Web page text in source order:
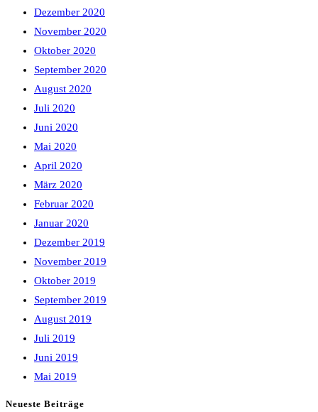
Dezember 2020
November 2020
Oktober 2020
September 2020
August 2020
Juli 2020
Juni 2020
Mai 2020
April 2020
März 2020
Februar 2020
Januar 2020
Dezember 2019
November 2019
Oktober 2019
September 2019
August 2019
Juli 2019
Juni 2019
Mai 2019
Neueste Beiträge